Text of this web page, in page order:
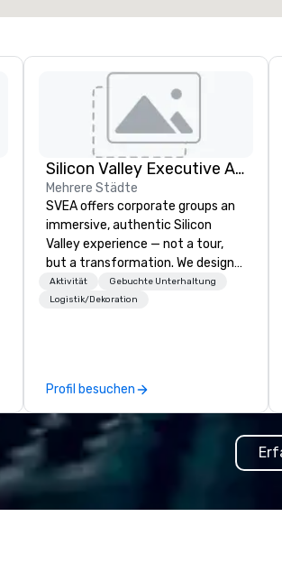
Silicon Valley Executive Academy
Mehrere Städte
SVEA offers corporate groups an
immersive, authentic Silicon
Valley experience — not a tour,
but a transformation. We design
and facilitate custom executive
innovation tours, learning
delegations, incentive groups, and
corporate offsites. Whether your
group wants to think like a Silicon
Valley founder, explore the
mindsets driving the world's
walk away with a practical
Aktivität
Gebuchte Unterhaltung
Logistik/Dekoration
Profil besuchen